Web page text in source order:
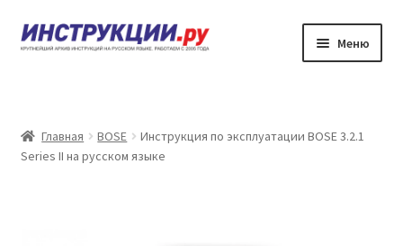
Перейти
к
Перейти
к
Меню
Каталог инструкций по эксплуатации
Главная BOSE
Инструкция по эксплуатации BOSE 3.2.1
Series II на русском языке